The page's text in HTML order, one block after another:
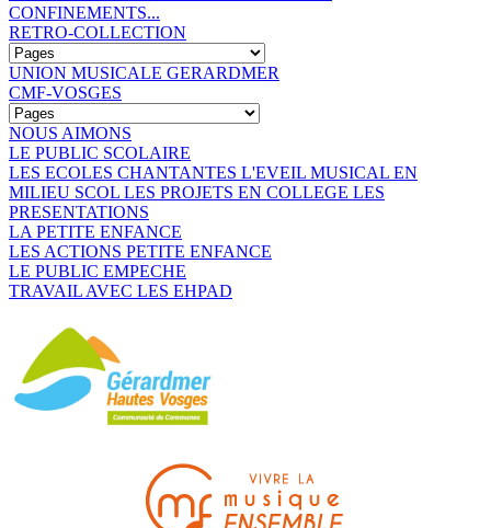
CONFINEMENTS...
RETRO-COLLECTION
UNION MUSICALE GERARDMER
CMF-VOSGES
NOUS AIMONS
LE PUBLIC SCOLAIRE
LES ECOLES CHANTANTES L'EVEIL MUSICAL EN
MILIEU SCOL LES PROJETS EN COLLEGE LES
PRESENTATIONS
LA PETITE ENFANCE
LES ACTIONS PETITE ENFANCE
LE PUBLIC EMPECHE
TRAVAIL AVEC LES EHPAD